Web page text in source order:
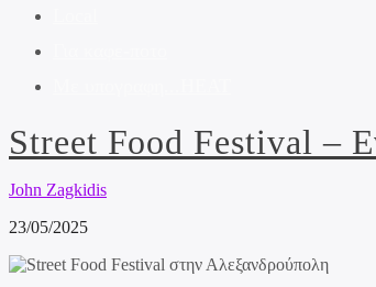
Street Food Festival –
John Zagkidis
23/05/2025